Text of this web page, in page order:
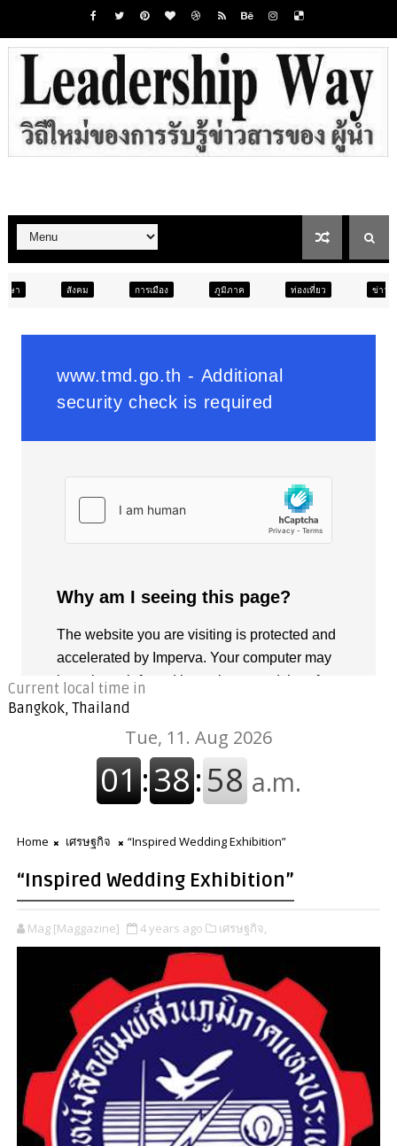
การเมือง ภูมิภาค ท่องเที่ยว ข่าวเด่น สังคม
Current local time in
Bangkok, Thailand
Home เศรษฐกิจ “Inspired Wedding Exhibition”
“Inspired Wedding Exhibition”
Mag [Maggazine] 4 years ago เศรษฐกิจ,